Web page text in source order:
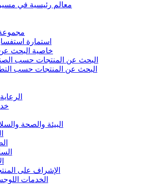
معالم رئيسية في
استمارة
خاصية البحث
البحث عن المنتجات حسب
البحث عن المنتجات حسب
البيئة والصحة
الإشراف على
الخدمات